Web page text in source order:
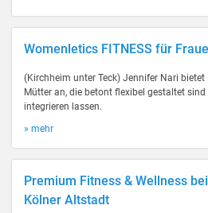
Womenletics FITNESS für
(Kirchheim unter Teck) Jennifer Nari
Mütter an, die betont flexibel gestaltet
integrieren lassen.
» mehr
Premium Fitness & Wellness
Kölner Altstadt